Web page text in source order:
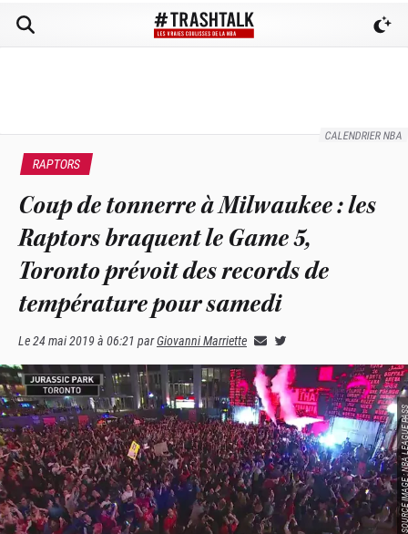
CALENDRIER NBA
RAPTORS
Coup de tonnerre à Milwaukee : les
Raptors braquent le Game 5,
Toronto prévoit des records de
température pour samedi
Le24 mai 2019 à 06:21 parGiovanni Marriette
SOURCE